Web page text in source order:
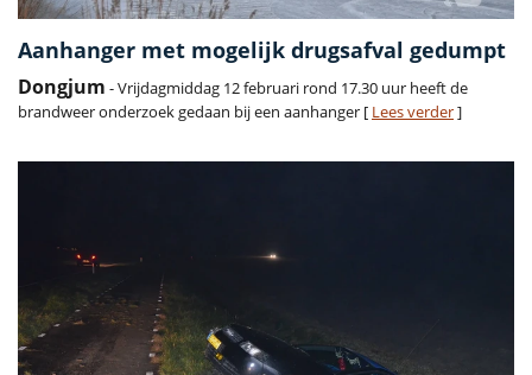
Aanhanger met mogelijk drugsafval gedumpt
Dongjum - Vrijdagmiddag 12 februari rond 17.30 uur heeft de
brandweer onderzoek gedaan bij een aanhanger [ Lees verder]